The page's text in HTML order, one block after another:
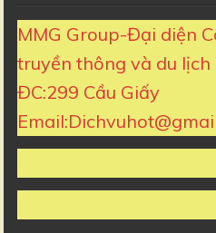
MMG Group-Đại diện
truyền thông và du lịch
ĐC:299 Cầu Giấy